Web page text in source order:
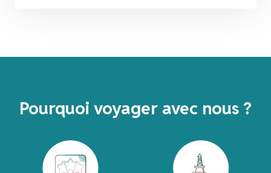
Pourquoi voyager avec nous ?